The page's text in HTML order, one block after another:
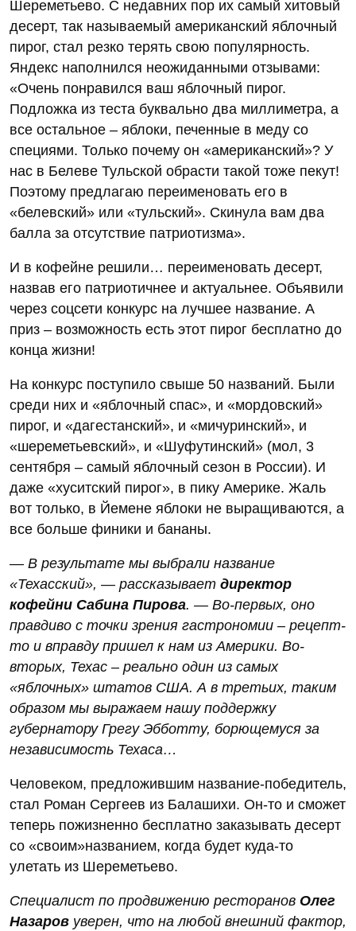
Шереметьево. С недавних пор их самый хитовый
десерт, так называемый американский яблочный
пирог, стал резко терять свою популярность.
Яндекс наполнился неожиданными отзывами:
«Очень понравился ваш яблочный пирог.
Подложка из теста буквально два миллиметра, а
все остальное – яблоки, печенные в меду со
специями. Только почему он «американский»? У
нас в Белеве Тульской обрасти такой тоже пекут!
Поэтому предлагаю переименовать его в
«белевский» или «тульский». Скинула вам два
балла за отсутствие патриотизма».
И в кофейне решили… переименовать десерт,
назвав его патриотичнее и актуальнее. Объявили
через соцсети конкурс на лучшее название. А
приз – возможность есть этот пирог бесплатно до
конца жизни!
На конкурс поступило свыше 50 названий. Были
среди них и «яблочный спас», и «мордовский»
пирог, и «дагестанский», и «мичуринский», и
«шереметьевский», и «Шуфутинский» (мол, 3
сентября – самый яблочный сезон в России). И
даже «хуситский пирог», в пику Америке. Жаль
вот только, в Йемене яблоки не выращиваются, а
все больше финики и бананы.
— В результате мы выбрали название
«Техасский», — рассказывает директор
кофейни Сабина Пирова. — Во-первых, оно
правдиво с точки зрения гастрономии – рецепт-
то и вправду пришел к нам из Америки. Во-
вторых, Техас – реально один из самых
«яблочных» штатов США. А в третьих, таким
образом мы выражаем нашу поддержку
губернатору Грегу Эбботту, борющемуся за
независимость Техаса…
Человеком, предложившим название-победитель,
стал Роман Сергеев из Балашихи. Он-то и сможет
теперь пожизненно бесплатно заказывать десерт
со «своим»названием, когда будет куда-то
улетать из Шереметьево.
Специалист по продвижению ресторанов Олег
Назаров уверен, что на любой внешний фактор,